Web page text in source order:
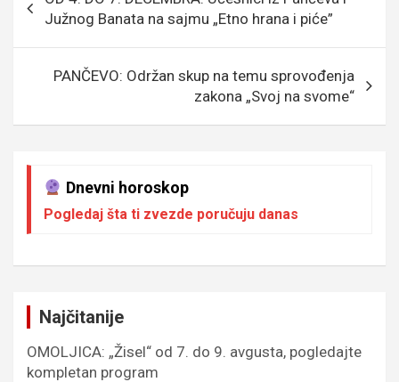
o
o
k
g
e
g
er
A
p
p
чланка
Južnog Banata na sajmu „Etno hrana i piće”
PANČEVO: Održan skup na temu sprovođenja
zakona „Svoj na svome“
Dnevni horoskop
Pogledaj šta ti zvezde poručuju danas
Najčitanije
OMOLJICA: „Žisel“ od 7. do 9. avgusta, pogledajte
kompletan program